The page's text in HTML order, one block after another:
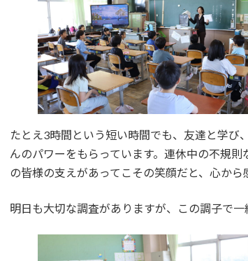
たとえ3時間という短い時間でも、友達と学び
んのパワーをもらっています。連休中の不規
の皆様の支えがあってこその笑顔だと、心から
明日も大切な調査がありますが、この調子で一